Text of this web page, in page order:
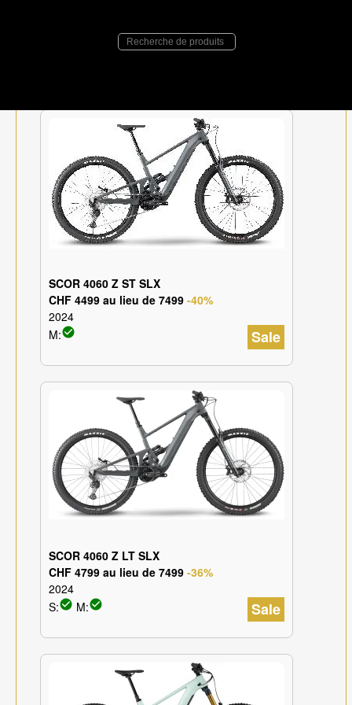
SCOR> 4060 Z
SCOR 4060 Z ST SLX
CHF 4499 au lieu de 7499 -40%
2024
Sale
M:check_circle
SCOR 4060 Z LT SLX
CHF 4799 au lieu de 7499 -36%
2024
Sale
S:check_circle M:check_circle